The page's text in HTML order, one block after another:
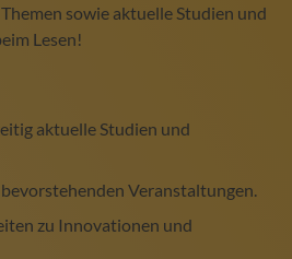
sowie aktuelle Studien und
Lesen!
aktuelle Studien und
Veranstaltungen.
zu Innovationen und